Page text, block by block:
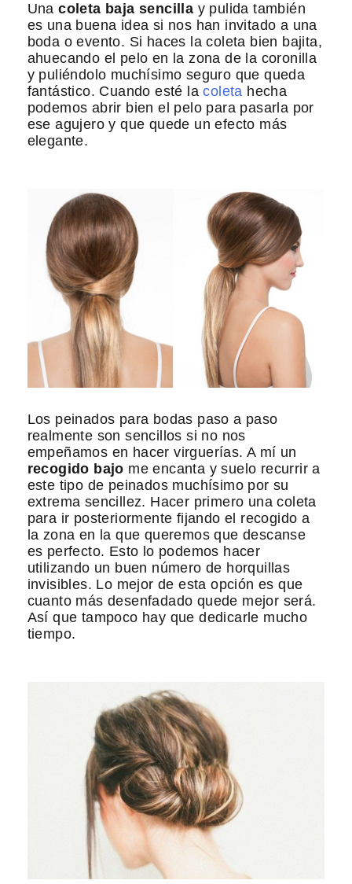
Unacoleta baja sencilla y pulida también
es una buena idea si nos han invitado a una
boda o evento. Si haces la coleta bien bajita,
ahuecando el pelo en la zona de la coronilla
y puliéndolo muchísimo seguro que queda
fantástico. Cuando esté lacoleta hecha
podemos abrir bien el pelo para pasarla por
ese agujero y que quede un efecto más
elegante.
Los peinados para bodas paso a paso
realmente son sencillos si no nos
empeñamos en hacer virguerías. A mí un
recogido bajo me encanta y suelo recurrir a
este tipo de peinados muchísimo por su
extrema sencillez. Hacer primero una coleta
para ir posteriormente fijando el recogido a
la zona en la que queremos que descanse
es perfecto. Esto lo podemos hacer
utilizando un buen número de horquillas
invisibles. Lo mejor de esta opción es que
cuanto más desenfadado quede mejor será.
Así que tampoco hay que dedicarle mucho
tiempo.